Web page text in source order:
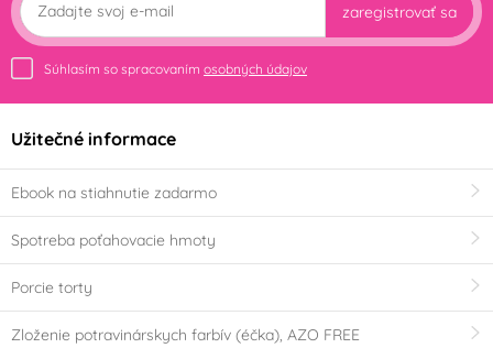
zaregistrovať sa
Súhlasím so spracovaním osobných údajov
Užitečné informace
Ebook na stiahnutie zadarmo
Spotreba poťahovacie hmoty
Porcie torty
Zloženie potravinárskych farbív (éčka), AZO FREE